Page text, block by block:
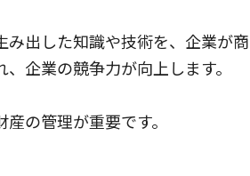
み出した知識や技術を、企業が
企業の競争力が向上します。
の管理が重要です。